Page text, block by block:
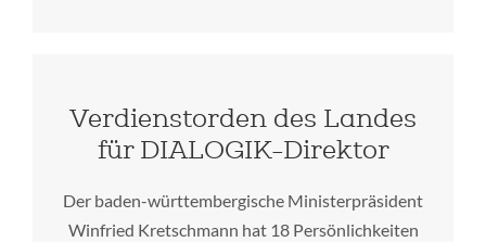
Verdienstorden des Landes
für DIALOGIK-Direktor
Der baden-württembergische Ministerpräsident
Winfried Kretschmann hat 18 Persönlichkeiten